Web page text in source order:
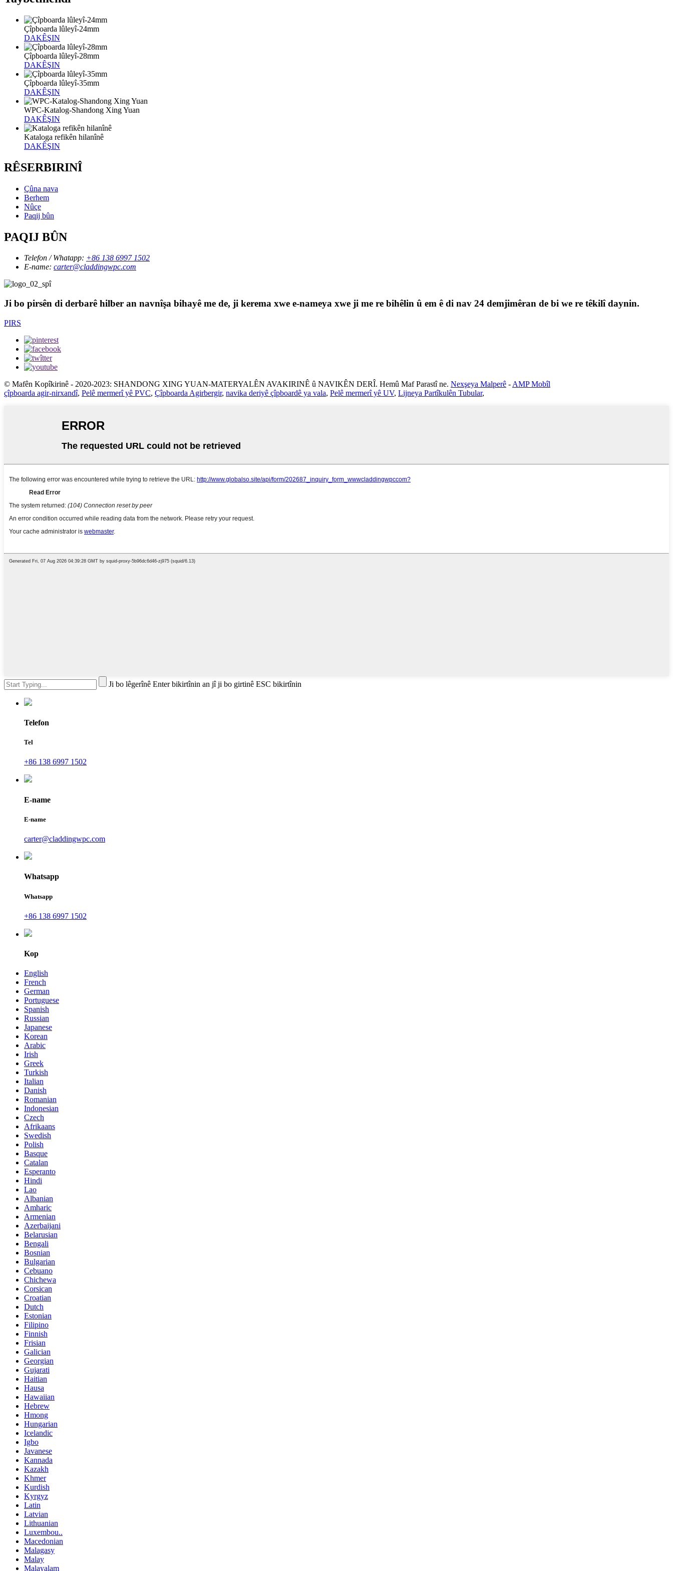
Çîpboarda lûleyî-24mm
DAKÊŞIN
Çîpboarda lûleyî-28mm
DAKÊŞIN
Çîpboarda lûleyî-35mm
DAKÊŞIN
WPC-Katalog-Shandong Xing Yuan
DAKÊŞIN
Kataloga refikên hilanînê
DAKÊŞIN
RÊSERBIRINÎ
Çûna nava
Berhem
Nûçe
Paqij bûn
PAQIJ BÛN
Telefon / Whatapp: +86 138 6997 1502
E-name: carter@claddingwpc.com
Ji bo pirsên di derbarê hilber an navnîşa bihayê me de, ji kerema xwe e-nameya xwe ji me re bihêlin û em ê di nav 24 demjimêran de bi we re têkilî daynin.
PIRS
© Mafên Kopîkirinê - 2020-2023: SHANDONG XING YUAN-MATERYALÊN AVAKIRINÊ û NAVIKÊN DERÎ. Hemû Maf Parastî ne. Nexşeya Malperê - AMP Mobîl
çîpboarda agir-nirxandî, Pelê mermerî yê PVC, Çîpboarda Agirbergir, navika deriyê çîpboardê ya vala, Pelê mermerî yê UV, Lijneya Partîkulên Tubular,
Ji bo lêgerînê Enter bikirtînin an jî ji bo girtinê ESC bikirtînin
Telefon
Tel
+86 138 6997 1502
E-name
E-name
carter@claddingwpc.com
Whatsapp
Whatsapp
+86 138 6997 1502
Kop
English
French
German
Portuguese
Spanish
Russian
Japanese
Korean
Arabic
Irish
Greek
Turkish
Italian
Danish
Romanian
Indonesian
Czech
Afrikaans
Swedish
Polish
Basque
Catalan
Esperanto
Hindi
Lao
Albanian
Amharic
Armenian
Azerbaijani
Belarusian
Bengali
Bosnian
Bulgarian
Cebuano
Chichewa
Corsican
Croatian
Dutch
Estonian
Filipino
Finnish
Frisian
Galician
Georgian
Gujarati
Haitian
Hausa
Hawaiian
Hebrew
Hmong
Hungarian
Icelandic
Igbo
Javanese
Kannada
Kazakh
Khmer
Kurdish
Kyrgyz
Latin
Latvian
Lithuanian
Luxembou..
Macedonian
Malagasy
Malay
Malayalam